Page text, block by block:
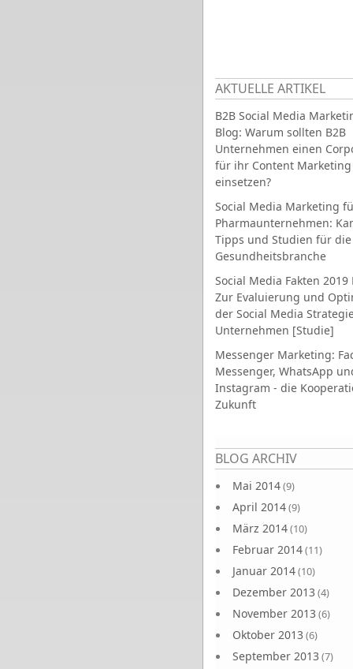
AKTUELLE ARTIKEL
B2B Social Media
Blog: Warum sollten B2B
Unternehmen einen
für ihr Content Marketing
einsetzen?
Social Media Marketing
Pharmaunternehmen:
Tipps und Studien für die
Gesundheitsbranche
Social Media Fakten 2019
Zur Evaluierung und
der Social Media
Unternehmen [Studie]
Messenger Marketing:
Messenger, WhatsApp
Instagram - die
Zukunft
BLOG ARCHIV
Mai 2014(9)
April 2014(9)
März 2014(10)
Februar 2014(11)
Januar 2014(10)
Dezember 2013 (4)
November 2013 (6)
Oktober 2013 (6)
September 2013 (7)
Seiten